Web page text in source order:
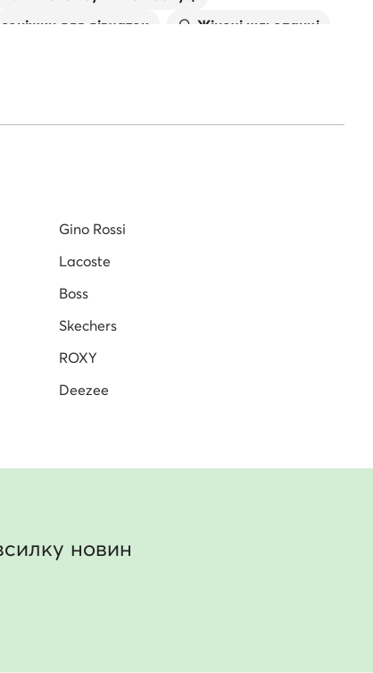
для дівчаток
Жіночі шльопанці
Gino Rossi
Lacoste
Boss
Skechers
ROXY
Deezee
новин